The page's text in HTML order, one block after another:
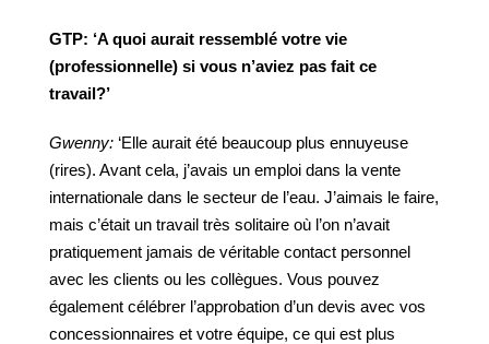
GTP: ‘A quoi aurait ressemblé votre vie
(professionnelle) si vous n’aviez pas fait ce
travail?’
Gwenny: ‘Elle aurait été beaucoup plus ennuyeuse
(rires). Avant cela, j’avais un emploi dans la vente
internationale dans le secteur de l’eau. J’aimais le faire,
mais c’était un travail très solitaire où l’on n’avait
pratiquement jamais de véritable contact personnel
avec les clients ou les collègues. Vous pouvez
également célébrer l’approbation d’un devis avec vos
concessionnaires et votre équipe, ce qui est plus